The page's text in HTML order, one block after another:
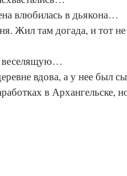
влюбилась в дьякона…
Жил там догада, и тот
веселящую…
вдова, а у нее был
в Архангельске,